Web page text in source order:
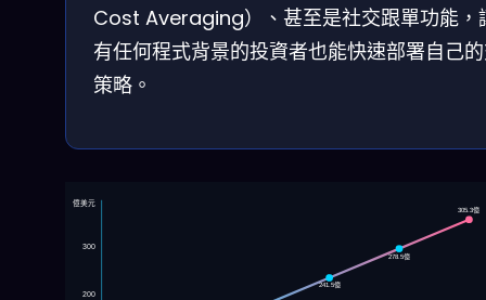
Cost Averaging）、甚至是社交跟單功能，
有任何程式背景的投資者也能快速部署自己
策略。
200
300
億美元
241.5億
278.5億
305.3億